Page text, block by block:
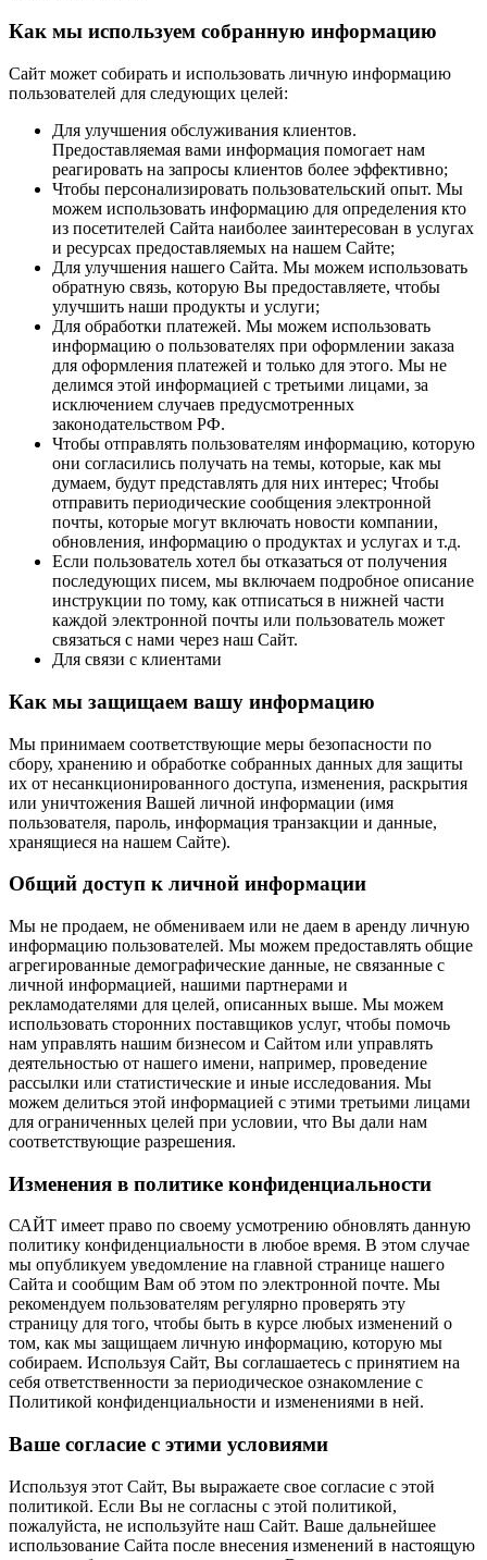
Как мы используем собранную информацию
Сайт может собирать и использовать личную информацию
пользователей для следующих целей:
Для улучшения обслуживания клиентов.
Предоставляемая вами информация помогает нам
реагировать на запросы клиентов более эффективно;
Чтобы персонализировать пользовательский опыт. Мы
можем использовать информацию для определения кто
из посетителей Сайта наиболее заинтересован в услугах
и ресурсах предоставляемых на нашем Сайте;
Для улучшения нашего Сайта. Мы можем использовать
обратную связь, которую Вы предоставляете, чтобы
улучшить наши продукты и услуги;
Для обработки платежей. Мы можем использовать
информацию о пользователях при оформлении заказа
для оформления платежей и только для этого. Мы не
делимся этой информацией с третьими лицами, за
исключением случаев предусмотренных
законодательством РФ.
Чтобы отправлять пользователям информацию, которую
они согласились получать на темы, которые, как мы
думаем, будут представлять для них интерес; Чтобы
отправить периодические сообщения электронной
почты, которые могут включать новости компании,
обновления, информацию о продуктах и услугах и т.д.
Если пользователь хотел бы отказаться от получения
последующих писем, мы включаем подробное описание
инструкции по тому, как отписаться в нижней части
каждой электронной почты или пользователь может
связаться с нами через наш Сайт.
Для связи с клиентами
Как мы защищаем вашу информацию
Мы принимаем соответствующие меры безопасности по
сбору, хранению и обработке собранных данных для защиты
их от несанкционированного доступа, изменения, раскрытия
или уничтожения Вашей личной информации (имя
пользователя, пароль, информация транзакции и данные,
хранящиеся на нашем Сайте).
Общий доступ к личной информации
Мы не продаем, не обмениваем или не даем в аренду личную
информацию пользователей. Мы можем предоставлять общие
агрегированные демографические данные, не связанные с
личной информацией, нашими партнерами и
рекламодателями для целей, описанных выше. Мы можем
использовать сторонних поставщиков услуг, чтобы помочь
нам управлять нашим бизнесом и Сайтом или управлять
деятельностью от нашего имени, например, проведение
рассылки или статистические и иные исследования. Мы
можем делиться этой информацией с этими третьими лицами
для ограниченных целей при условии, что Вы дали нам
соответствующие разрешения.
Изменения в политике конфиденциальности
САЙТ имеет право по своему усмотрению обновлять данную
политику конфиденциальности в любое время. В этом случае
мы опубликуем уведомление на главной странице нашего
Сайта и сообщим Вам об этом по электронной почте. Мы
рекомендуем пользователям регулярно проверять эту
страницу для того, чтобы быть в курсе любых изменений о
том, как мы защищаем личную информацию, которую мы
собираем. Используя Сайт, Вы соглашаетесь с принятием на
себя ответственности за периодическое ознакомление с
Политикой конфиденциальности и изменениями в ней.
Ваше согласие с этими условиями
Используя этот Сайт, Вы выражаете свое согласие с этой
политикой. Если Вы не согласны с этой политикой,
пожалуйста, не используйте наш Сайт. Ваше дальнейшее
использование Сайта после внесения изменений в настоящую